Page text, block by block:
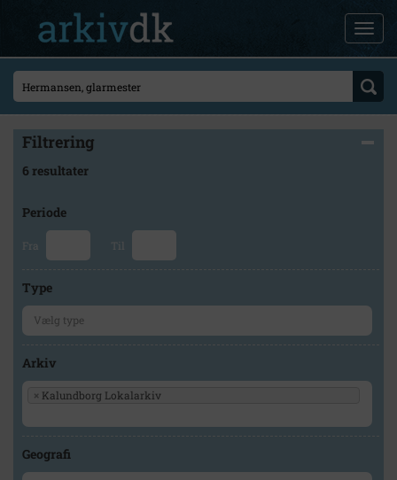
Filtrering
6 resultater
Periode
Fra Til
Type
Arkiv
× Kalundborg Lokalarkiv
Geografi